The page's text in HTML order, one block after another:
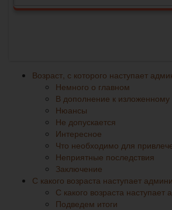
Возраст, с которого наступает
Немного о главном
В дополнение к изложенному
Нюансы
Не допускается
Интересное
Что необходимо для
Неприятные последствия
Заключение
С какого возраста наступает
С какого возраста наступает
Подведем итоги